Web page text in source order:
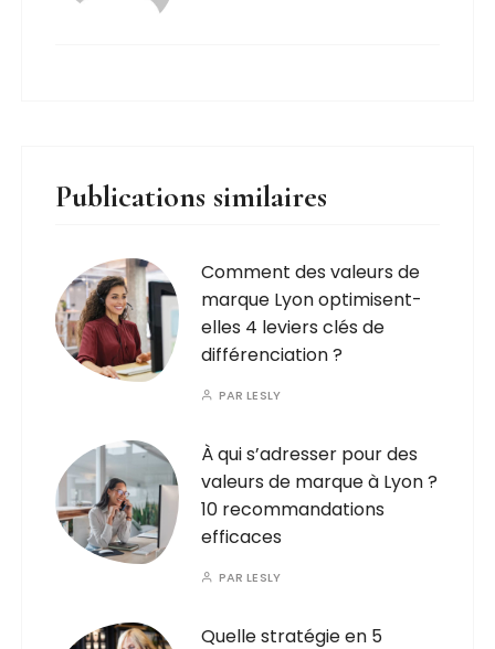
Publications similaires
Comment des valeurs de
marque Lyon optimisent-
elles 4 leviers clés de
différenciation ?
PARLESLY
À qui s’adresser pour des
valeurs de marque à Lyon ?
10 recommandations
efficaces
PARLESLY
Quelle stratégie en 5